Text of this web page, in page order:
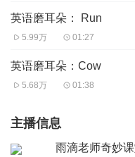
英语磨耳朵： Run
5.99万 01:27
英语磨耳朵：Cow
5.68万 01:38
主播信息
雨滴老师奇妙